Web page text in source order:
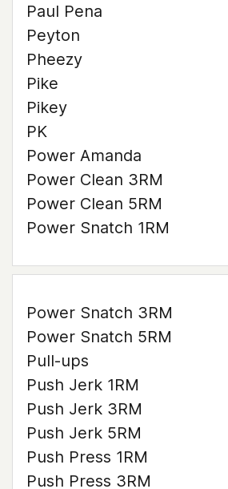
Paul Pena
Peyton
Pheezy
Pike
Pikey
PK
Power Amanda
Power Clean 3RM
Power Clean 5RM
Power Snatch 1RM
Power Snatch 3RM
Power Snatch 5RM
Pull-ups
Push Jerk 1RM
Push Jerk 3RM
Push Jerk 5RM
Push Press 1RM
Push Press 3RM